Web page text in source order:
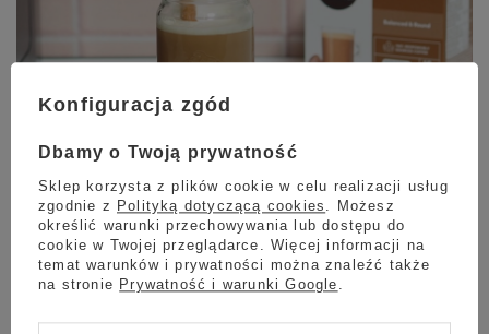
Co się stanie, jeśli dodasz nowego akcentu do kultowej Café
Konfiguracja zgód
Dbamy o Twoją prywatność
Sklep korzysta z plików cookie w celu realizacji usług
zgodnie z Polityką dotyczącą cookies . Możesz
określić warunki przechowywania lub dostępu do
cookie w Twojej przeglądarce. Więcej informacji na
temat warunków i prywatności można znaleźć także
na stronie Prywatność i warunki Google .